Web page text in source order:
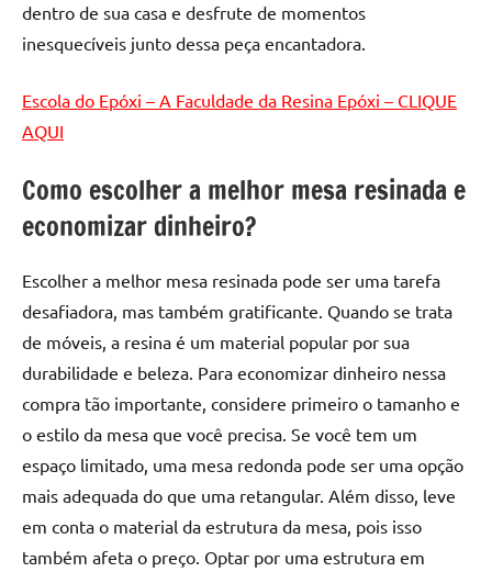
dentro de sua casa e desfrute de momentos
inesquecíveis junto dessa peça encantadora.
Escola do Epóxi – A Faculdade da Resina Epóxi – CLIQUE
AQUI
Como escolher a melhor mesa resinada e
economizar dinheiro?
Escolher a melhor mesa resinada pode ser uma tarefa
desafiadora, mas também gratificante. Quando se trata
de móveis, a resina é um material popular por sua
durabilidade e beleza. Para economizar dinheiro nessa
compra tão importante, considere primeiro o tamanho e
o estilo da mesa que você precisa. Se você tem um
espaço limitado, uma mesa redonda pode ser uma opção
mais adequada do que uma retangular. Além disso, leve
em conta o material da estrutura da mesa, pois isso
também afeta o preço. Optar por uma estrutura em